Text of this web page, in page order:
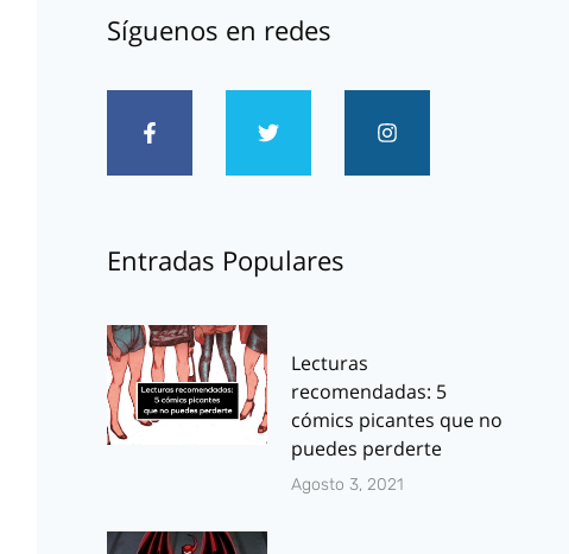
Síguenos en redes
Entradas Populares
Lecturas
recomendadas: 5
cómics picantes que no
puedes perderte
Agosto 3, 2021